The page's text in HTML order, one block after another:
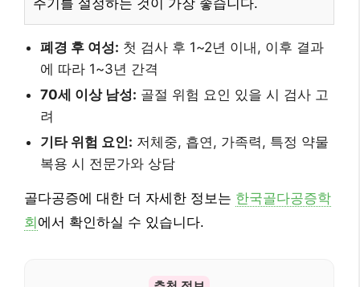
주기를 설정하는 것이 가장 좋습니다.
폐경 후 여성: 첫 검사 후 1~2년 이내, 이후 결과
에 따라 1~3년 간격
70세 이상 남성: 골절 위험 요인 있을 시 검사 고
려
기타 위험 요인: 저체중, 흡연, 가족력, 특정 약물
복용 시 전문가와 상담
골다공증에 대한 더 자세한 정보는 한국골다공증학
회 에서 확인하실 수 있습니다.